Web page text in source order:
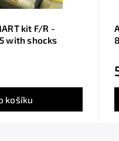
kit F/R -
with shocks
košíku